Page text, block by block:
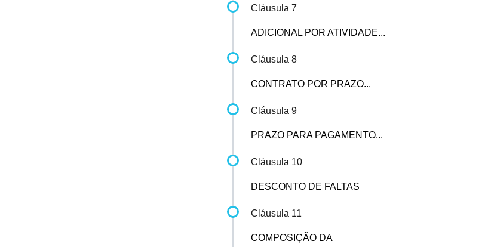
Cláusula 7
ADICIONAL POR ATIVIDADE...
Cláusula 8
CONTRATO POR PRAZO...
Cláusula 9
PRAZO PARA PAGAMENTO...
Cláusula 10
DESCONTO DE FALTAS
Cláusula 11
COMPOSIÇÃO DA